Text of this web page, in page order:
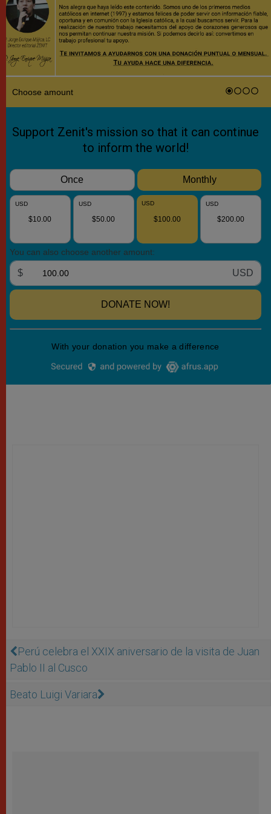
Perú celebra el XXIX aniversario de la visita de Juan
Pablo II al Cusco
Beato Luigi Variara